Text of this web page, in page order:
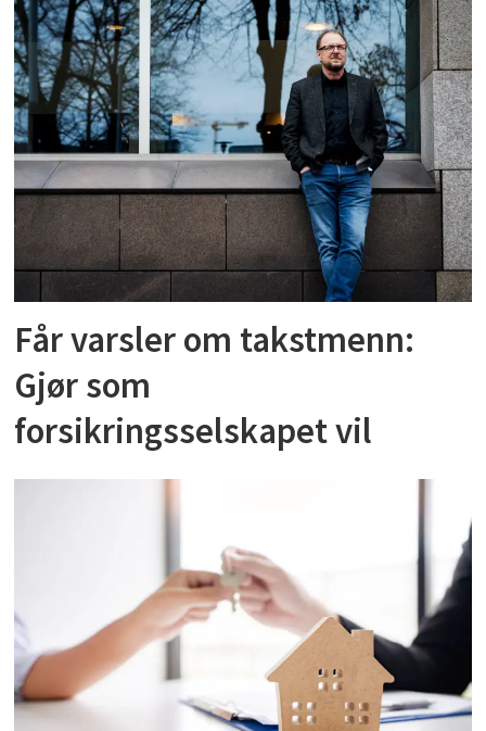
Får varsler om takstmenn:
Gjør som
forsikringsselskapet vil